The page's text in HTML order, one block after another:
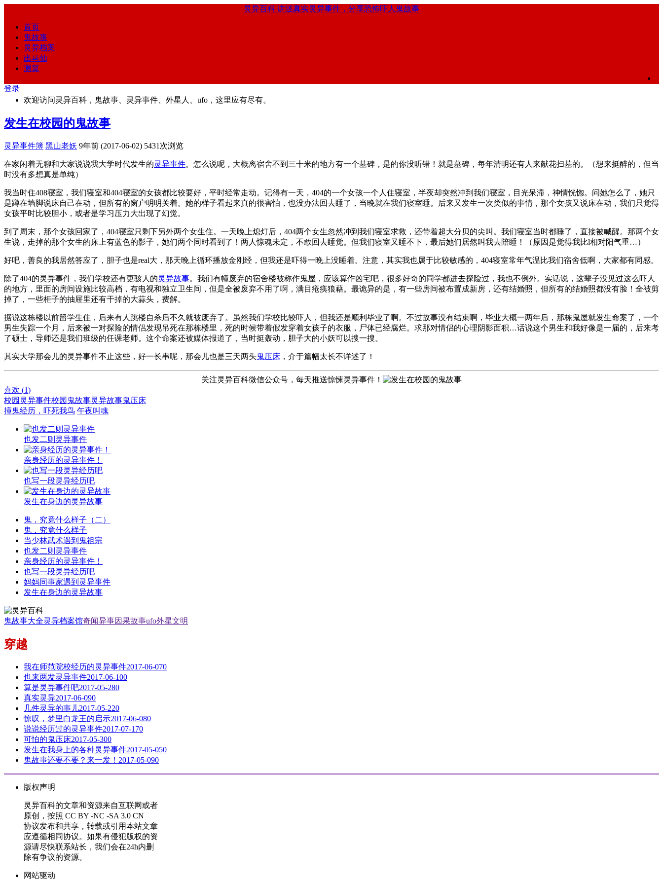
灵异百科 讲述真实灵异事件，分享恐怖吓人鬼故事
首页
鬼故事
灵异档案
出马仙
测算
登录
欢迎访问灵异百科，鬼故事、灵异事件、外星人、ufo，这里应有尽有。
发生在校园的鬼故事
灵异事件簿 黑山老妖 9年前 (2017-06-02) 5431次浏览
在家闲着无聊和大家说说我大学时代发生的灵异事件。怎么说呢，大概离宿舍不到三十米的地方有一个墓碑，是的你没听错！就是墓碑，每年清明还有人来献花扫墓的。（想来挺醉的，但当
时没有多想真是单纯）
我当时住408寝室，我们寝室和404寝室的女孩都比较要好，平时经常走动。记得有一天，404的一个女孩一个人住寝室，半夜却突然冲到我们寝室，目光呆滞，神情恍惚。问她怎么了，她只
是蹲在墙脚说床自己在动，但所有的窗户明明关着。她的样子看起来真的很害怕，也没办法回去睡了，当晚就在我们寝室睡。后来又发生一次类似的事情，那个女孩又说床在动，我们只觉得
女孩平时比较胆小，或者是学习压力大出现了幻觉。
到了周末，那个女孩回家了，404寝室只剩下另外两个女生住。一天晚上熄灯后，404两个女生忽然冲到我们寝室求救，还带着超大分贝的尖叫。我们寝室当时都睡了，直接被喊醒。那两个女
生说，走掉的那个女生的床上有蓝色的影子，她们两个同时看到了！两人惊魂未定，不敢回去睡觉。但我们寝室又睡不下，最后她们居然叫我去陪睡！（原因是觉得我比l相对阳气重…）
好吧，善良的我居然答应了，胆子也是real大，那天晚上循环播放金刚经，但我还是吓得一晚上没睡着。注意，其实我也属于比较敏感的，404寝室常年气温比我们宿舍低啊，大家都有同感。
除了404的灵异事件，我们学校还有更骇人的灵异故事。我们有幢废弃的宿舍楼被称作鬼屋，应该算作凶宅吧，很多好奇的同学都进去探险过，我也不例外。实话说，这辈子没见过这么吓人
的地方，里面的房间设施比较高档，有电视和独立卫生间，但是全被废弃不用了啊，满目疮痍狼藉。最诡异的是，有一些房间被布置成新房，还有结婚照，但所有的结婚照都没有脸！全被剪
掉了，一些柜子的抽屉里还有干掉的大蒜头，费解。
据说这栋楼以前留学生住，后来有人跳楼自杀后不久就被废弃了。虽然我们学校比较吓人，但我还是顺利毕业了啊。不过故事没有结束啊，毕业大概一两年后，那栋鬼屋就发生命案了，一个
男生失踪一个月，后来被一对探险的情侣发现吊死在那栋楼里，死的时候带着假发穿着女孩子的衣服，尸体已经腐烂。求那对情侣的心理阴影面积…话说这个男生和我好像是一届的，后来考
了硕士，导师还是我们班级的任课老师。这个命案还被媒体报道了，当时挺轰动，胆子大的小妖可以搜一搜。
其实大学那会儿的灵异事件不止这些，好一长串呢，那会儿也是三天两头鬼压床 ，介于篇幅太长不详述了！
关注灵异百科微信公众号，每天推送惊悚灵异事件！
喜欢 (1)
校园灵异事件校园鬼故事灵异故事鬼压床
撞鬼经历，吓死我鸟 午夜叫魂
也发二则灵异事件
亲身经历的灵异事件！
也写一段灵异经历吧
发生在身边的灵异故事
鬼，究竟什么样子（二）
鬼，究竟什么样子
当少林武术遇到鬼祖宗
也发二则灵异事件
亲身经历的灵异事件！
也写一段灵异经历吧
妈妈同事家遇到灵异事件
发生在身边的灵异故事
鬼故事大全灵异档案馆奇闻异事因果故事ufo外星文明
穿越
我在师范院校经历的灵异事件2017-06-070
也来两发灵异事件2017-06-100
算是灵异事件吧2017-05-280
真实灵异2017-06-090
几件灵异的事儿2017-05-220
惊叹，梦里白龙王的启示2017-06-080
说说经历过的灵异事件2017-07-170
可怕的鬼压床2017-05-300
发生在我身上的各种灵异事件2017-05-050
鬼故事还要不要？来一发！ 2017-05-090
版权声明
灵异百科的文章和资源来自互联网或者
原创，按照 CC BY -NC -SA 3.0 CN
协议发布和共享，转载或引用本站文章
应遵循相同协议。如果有侵犯版权的资
源请尽快联系站长，我们会在24h内删
除有争议的资源。
网站驱动